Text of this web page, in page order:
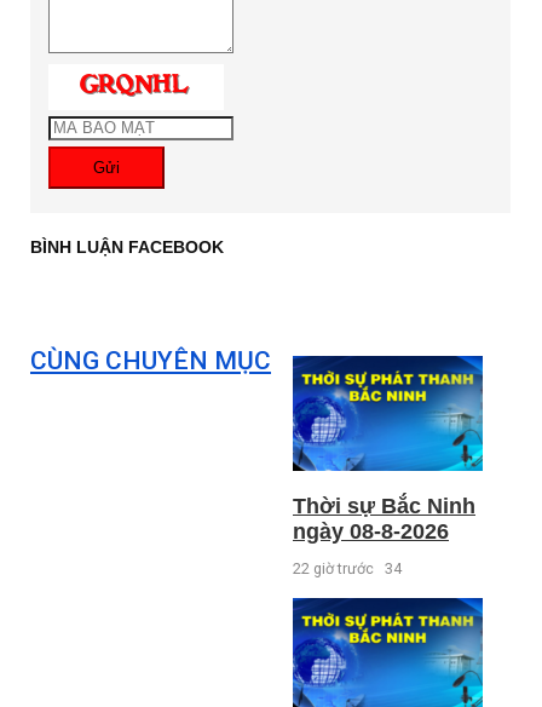
Gửi
BÌNH LUẬN FACEBOOK
CÙNG CHUYÊN MỤC
Thời sự Bắc Ninh
ngày 08-8-2026
22 giờ trước 34